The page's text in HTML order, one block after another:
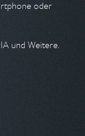
oder
und Weitere.